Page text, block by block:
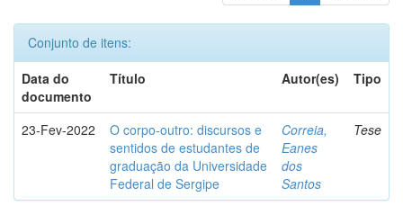
Conjunto de itens:
Data do
documento
Título Autor(es) Tipo
23-Fev-2022
O corpo-outro: discursos e
sentidos de estudantes de
graduação da Universidade
Federal de Sergipe
Correia,
Eanes
dos
Santos
Tese